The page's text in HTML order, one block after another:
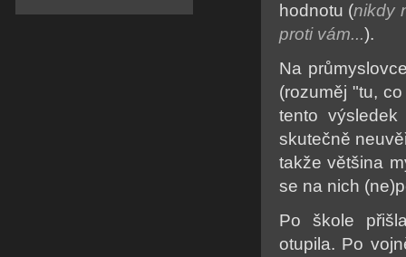
hodnotu (nikdy
proti vám...).
Na
(rozuměj "tu,
tento
skutečně
takže většina
se na nich
Po škole
otupila. Po